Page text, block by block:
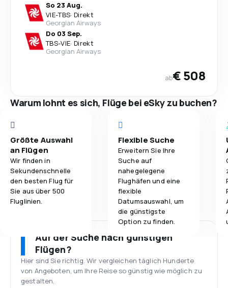
So 23 Aug.
VIE-TBS· Direkt
Georgian Airways
Do 03 Sep.
TBS-VIE· Direkt
Georgian Airways
ab€ 508
Warum lohnt es sich, Flüge bei eSky zu buchen?
Größte Auswahl
an Flügen
Wir finden in
Sekundenschnelle
den besten Flug für
Sie aus über 500
Fluglinien.
Flexible Suche
Erweitern Sie Ihre
Suche auf
nahegelegene
Flughäfen und eine
flexible
Datumsauswahl, um
die günstigste
Option zu finden.
Auf der Suche nach günstigen
Flügen?
Hier sind Sie richtig. Wir vergleichen täglich Hunderte
von Angeboten, um Ihre Reise so günstig wie möglich zu
gestalten.